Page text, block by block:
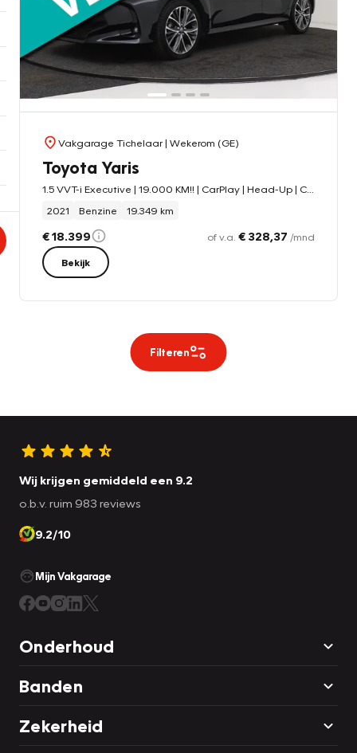
Vakgarage Tichelaar| Wekerom (GE)
Toyota Yaris
2021
Benzine 19.349 km
€ 18.399 of v.a. € 328,37 /mnd
Bekijk
Filteren
Wij krijgen gemiddeld een 9.2
o.b.v. ruim 983 reviews
9.2/10
Mijn Vakgarage
Onderhoud
Banden
Zekerheid